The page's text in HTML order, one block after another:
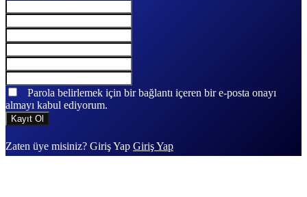
Parola belirlemek için bir bağlantı içeren bir e-posta onayı
almayı kabul ediyorum.
Zaten üye misiniz? Giriş Yap Giriş Yap